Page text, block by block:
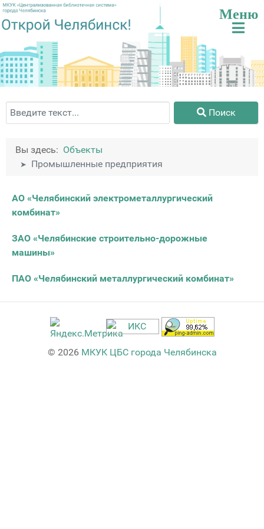
Поиск Поиск
Вы здесь: Объекты
Промышленные предприятия
Заголовок
АО «Челябинский электрометаллургический
комбинат»
ЗАО «Челябинские строительно-дорожные
машины»
ПАО «Челябинский металлургический комбинат»
© 2026 МКУК ЦБС города Челябинска